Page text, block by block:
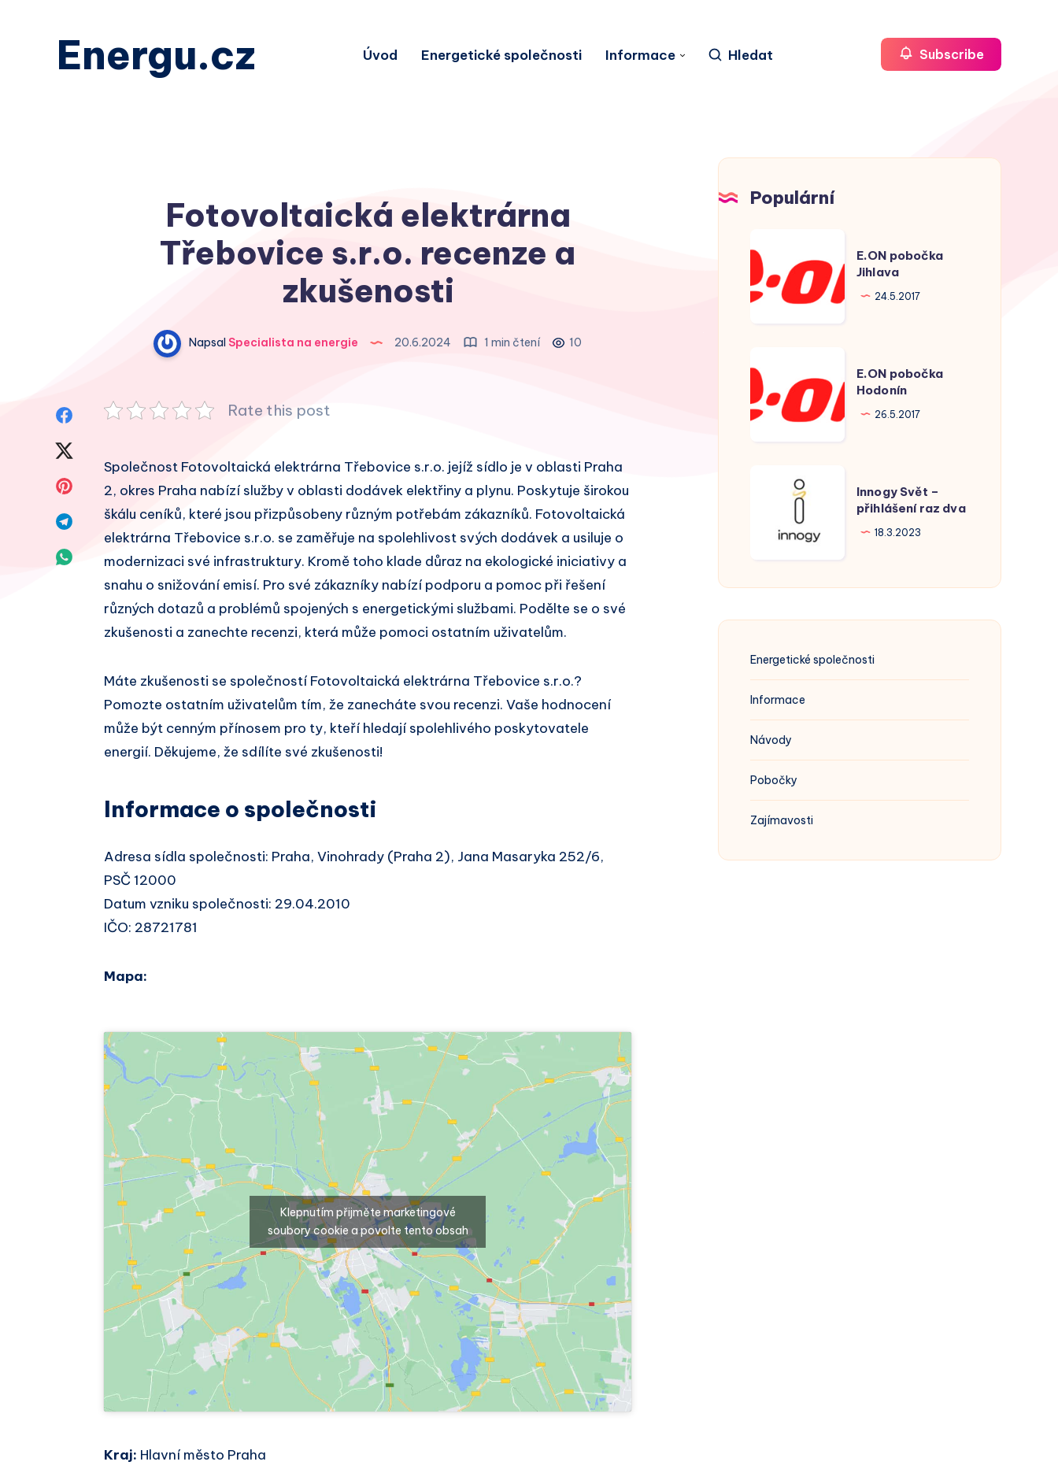
Energu.cz Úvod Energetické společnosti Informace Hledat Subscribe
Fotovoltaická elektrárna
Třebovice s.r.o. recenze a
zkušenosti
Napsal Specialista na energie 20.6.2024 1 min čtení 10
Sdílet
Facebook
Twitter
Sdílet
Pinterest
Sdílet
Telegram
Sdílet
Whatsapp
Rate this post
Společnost Fotovoltaická elektrárna Třebovice s.r.o. jejíž sídlo je v oblasti Praha
2, okres Praha nabízí služby v oblasti dodávek elektřiny a plynu. Poskytuje širokou
škálu ceníků, které jsou přizpůsobeny různým potřebám zákazníků. Fotovoltaická
elektrárna Třebovice s.r.o. se zaměřuje na spolehlivost svých dodávek a usiluje o
modernizaci své infrastruktury. Kromě toho klade důraz na ekologické iniciativy a
snahu o snižování emisí. Pro své zákazníky nabízí podporu a pomoc při řešení
různých dotazů a problémů spojených s energetickými službami. Podělte se o své
zkušenosti a zanechte recenzi, která může pomoci ostatním uživatelům.
Máte zkušenosti se společností Fotovoltaická elektrárna Třebovice s.r.o.?
Pomozte ostatním uživatelům tím, že zanecháte svou recenzi. Vaše hodnocení
může být cenným přínosem pro ty, kteří hledají spolehlivého poskytovatele
energií. Děkujeme, že sdílíte své zkušenosti!
Informace o společnosti
Adresa sídla společnosti: Praha, Vinohrady (Praha 2), Jana Masaryka 252/6,
PSČ 12000
Datum vzniku společnosti: 29.04.2010
IČO: 28721781
Mapa:
Klepnutím přijměte marketingové
soubory cookie a povolte tento obsah
Kraj: Hlavní město Praha
Populární
pobočka
Jihlava
E.ON pobočka
Jihlava
24.5.2017
pobočka
Hodonín
E.ON pobočka
Hodonín
26.5.2017
přihlášení
dva
Innogy Svět –
přihlášení raz dva
18.3.2023
Energetické společnosti
Informace
Návody
Pobočky
Zajímavosti